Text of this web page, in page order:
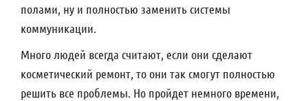
полами, ну и полностью заменить системы
коммуникации.
Много людей всегда считают, если они сделают
косметический ремонт, то они так смогут полностью
решить все проблемы. Но пройдет немного времени,